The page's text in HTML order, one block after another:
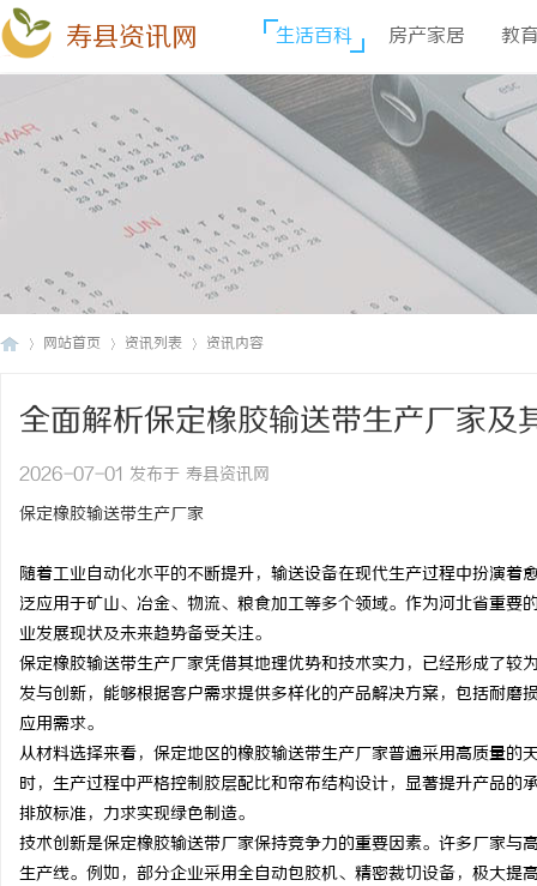
寿县资讯网 生活百科 房产家居 教
网站首页 资讯列表 资讯内容
全面解析保定橡胶输送带生产厂家及
2026-07-01 发布于 寿县资讯网
保定橡胶输送带生产厂家
随着工业自动化水平的不断提升，输送设备在现代生产过程中扮演
泛应用于矿山、冶金、物流、粮食加工等多个领域。作为河北省重
业发展现状及未来趋势备受关注。
保定橡胶输送带生产厂家凭借其地理优势和技术实力，已经形成了
发与创新，能够根据客户需求提供多样化的产品解决方案，包括耐
应用需求。
从材料选择来看，保定地区的橡胶输送带生产厂家普遍采用高质量
时，生产过程中严格控制胶层配比和帘布结构设计，显著提升产品
排放标准，力求实现绿色制造。
技术创新是保定橡胶输送带厂家保持竞争力的重要因素。许多厂家
生产线。例如，部分企业采用全自动包胶机、精密裁切设备，极大